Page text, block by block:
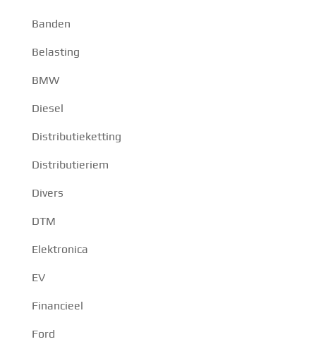
Banden
Belasting
BMW
Diesel
Distributieketting
Distributieriem
Divers
DTM
Elektronica
EV
Financieel
Ford